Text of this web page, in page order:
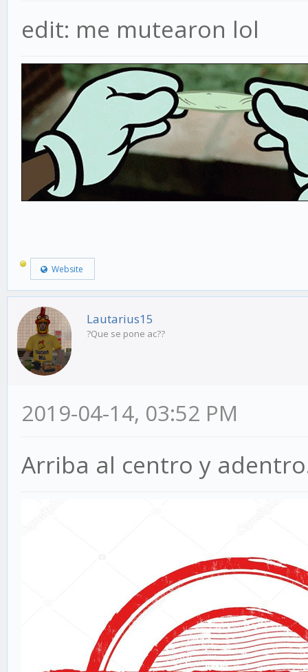
edit: me mutearon lol
Website
Lautarius15
?Que se pone ac??
2019-04-14, 03:52 PM
Arriba al centro y